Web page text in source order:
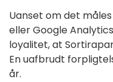
Uanset om det
eller Google
loyalitet, at
En uafbrudt
år.